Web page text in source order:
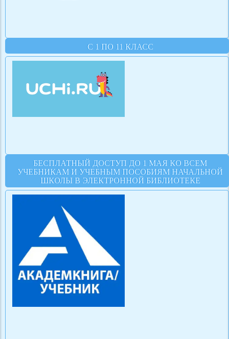
С 1 ПО 11 КЛАСС
БЕСПЛАТНЫЙ ДОСТУП ДО 1 МАЯ КО ВСЕМ
УЧЕБНИКАМ И УЧЕБНЫМ ПОСОБИЯМ НАЧАЛЬНОЙ
ШКОЛЫ В ЭЛЕКТРОННОЙ БИБЛИОТЕКЕ